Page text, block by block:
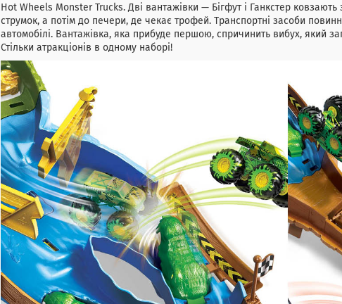
Hot Wheels Monster Trucks. Дві вантажівки — Бігфут і Ганкстер
струмок, а потім до печери, де чекає трофей. Транспортні засоби
автомобілі. Вантажівка, яка прибуде першою, спричинить вибух, який
Стільки атракціонів в одному наборі!